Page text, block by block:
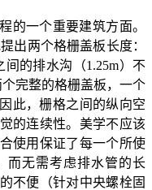
的一个重要建筑方面。
出两个格栅盖板长度：
间的排水沟（1.25m）不
完整的格栅盖板，一个
此，栅格之间的纵向空
的连续性。美学不应该
使用保证了每一个所使
而无需考虑排水管的长
不便（针对中央螺栓固